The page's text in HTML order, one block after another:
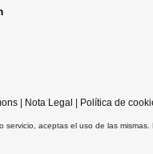
| Nota Legal Política de
aceptas el uso de las mismas.